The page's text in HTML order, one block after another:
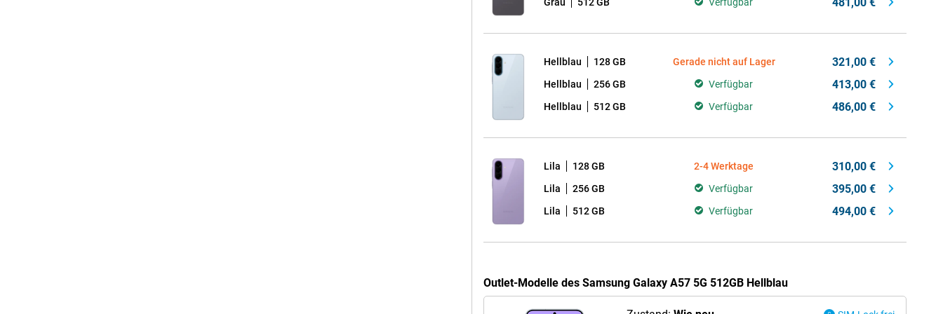
Hellblau 128 GB Gerade nicht auf Lager 321,00 €
Hellblau 256 GB Verfügbar 413,00 €
Hellblau 512 GB Verfügbar 486,00 €
Lila 128 GB 2-4 Werktage 310,00 €
Lila 256 GB Verfügbar 395,00 €
Lila 512 GB Verfügbar 494,00 €
Outlet-Modelle des Samsung Galaxy A57 5G 512GB Hellblau